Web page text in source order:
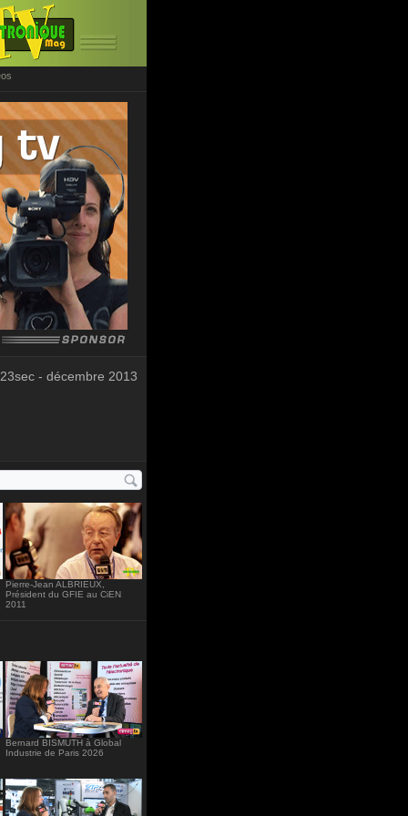
- décembre 2013
Pierre-Jean ALBRIEUX,
Président du GFIE au CiEN
2011
Bernard BISMUTH à Global
Industrie de Paris 2026